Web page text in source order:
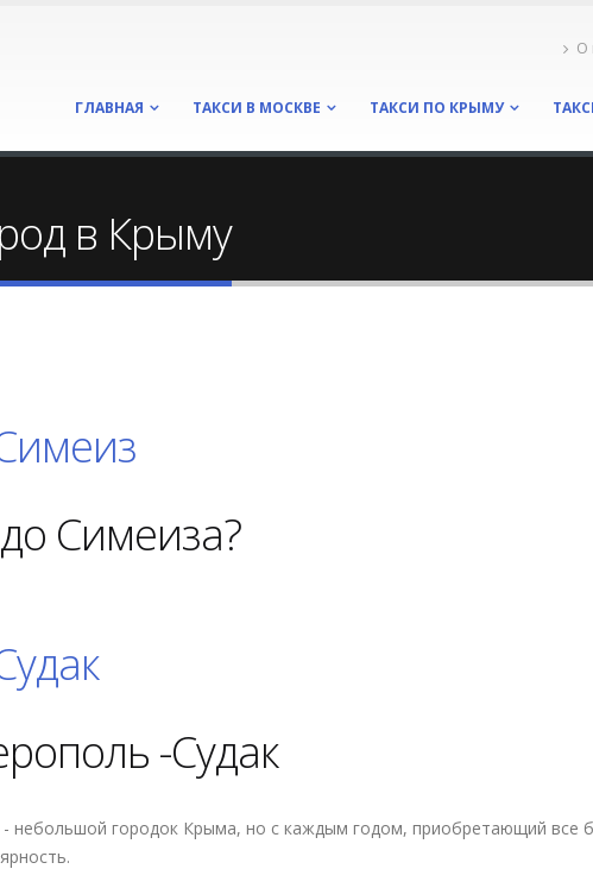
О
ГЛАВНАЯ ТАКСИ В МОСКВЕ ТАКСИ ПО КРЫМУ
в Крыму
Симеиза?
-Судак
- небольшой городок Крыма, но с каждым годом, приобретающий все